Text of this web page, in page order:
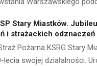
Stary Miastków.
i strażackich odznaczeń
Pożarna KSRG Stary
lecia swojej działalności.